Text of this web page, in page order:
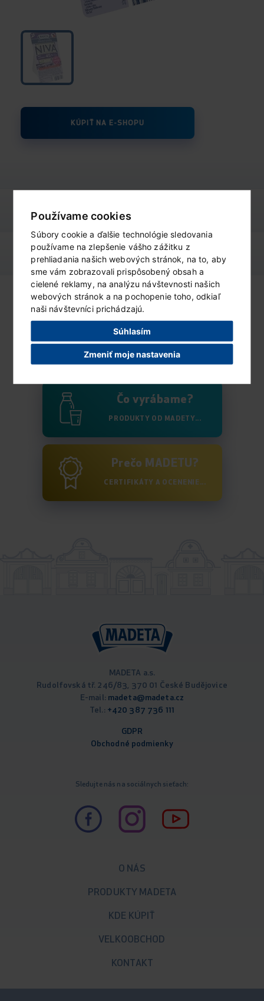
Používame cookies
Súbory cookie a ďalšie technológie sledovania
používame na zlepšenie vášho zážitku z
prehliadania našich webových stránok, na to, aby
sme vám zobrazovali prispôsobený obsah a
cielené reklamy, na analýzu návštevnosti našich
webových stránok a na pochopenie toho, odkiaľ
naši návštevníci prichádzajú.
Súhlasím
Zmeniť moje nastavenia
KÚPIŤ NA E-SHOPU
výživové údaje
podobné produkty
Kto sme?
VIAC O MADETĚ...
Čo vyrábame?
PRODUKTY OD MADETY...
Prečo MADETU?
CERTIFIKÁTY A OCENENIE...
MADETA a.s.
Rudolfovská tř. 246/83, 370 01 České Budějovice
E-mail: madeta@madeta.cz
Tel.: +420 387 736 111
GDPR
Obchodné podmienky
Sledujte nás na sociálnych sieťach:
O NÁS
PRODUKTY MADETA
KDE KÚPIŤ
VELKOOBCHOD
KONTAKT